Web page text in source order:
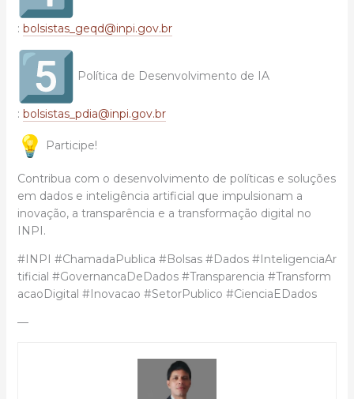
: bolsistas_geqd@inpi.gov.br
Política de Desenvolvimento de IA
: bolsistas_pdia@inpi.gov.br
Participe!
Contribua com o desenvolvimento de políticas e soluções
em dados e inteligência artificial que impulsionam a
inovação, a transparência e a transformação digital no
INPI.
#INPI #ChamadaPublica #Bolsas #Dados #InteligenciaAr
tificial #GovernancaDeDados #Transparencia #Transform
acaoDigital #Inovacao #SetorPublico #CienciaEDados
—